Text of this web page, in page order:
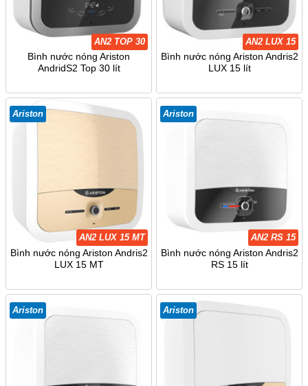
AN2 TOP 30
Bình nước nóng Ariston
AndridS2 Top 30 lít
AN2 LUX 15
Bình nước nóng Ariston Andris2
LUX 15 lít
Ariston
AN2 LUX 15 MT
Bình nước nóng Ariston Andris2
LUX 15 MT
Ariston
AN2 RS 15
Bình nước nóng Ariston Andris2
RS 15 lít
Ariston Ariston